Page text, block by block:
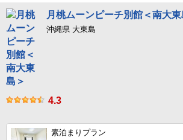
月桃ムーンピーチ別館＜南大東
沖縄県 大東島
4.3
素泊まりプラン